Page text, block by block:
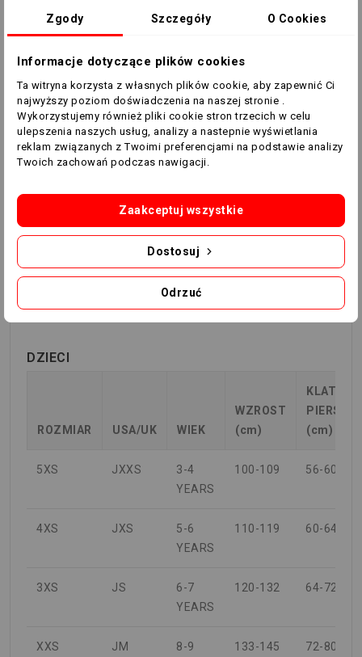
XS 146-158 63-66
S 12 160-165 84-88
M 14 166-171 88-92
16 172-177 92-96 75-79
XXL 20 184-189 100-104 83-87
190-195
DZIECI
ROZMIAR USA/UK WIEK
WZROST
(cm)
KLATKA
(cm)
5XS JXXS
3-4
YEARS
100-109 56-60
4XS JXS
5-6
YEARS
110-119 60-64
3XS JS
6-7
YEARS
120-132 64-72
XXS JM
8-9
133-145 72-80
Zgody Szczegóły O Cookies
Informacje dotyczące plików cookies
Ta witryna korzysta z własnych plików cookie, aby zapewnić Ci
najwyższy poziom doświadczenia na naszej stronie .
Wykorzystujemy również pliki cookie stron trzecich w celu
ulepszenia naszych usług, analizy a nastepnie wyświetlania
reklam związanych z Twoimi preferencjami na podstawie analizy
Twoich zachowań podczas nawigacji.
Odrzuć
Dostosuj
Zaakceptuj wszystkie